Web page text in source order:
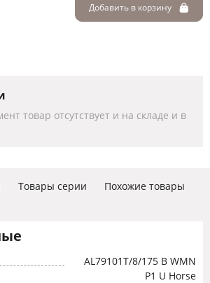
Добавить в корзину
товар отсутствует и на складе и в
Товары серии Похожие товары
AL79101T/8/175 B WMN
P1 U Horse